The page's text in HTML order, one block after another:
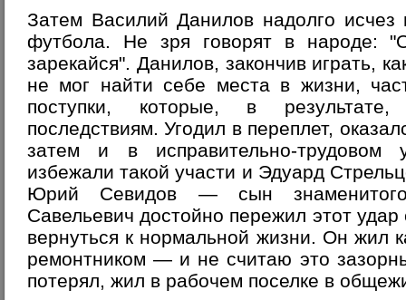
Затем Василий Данилов надолго исчез
футбола. Не зря говорят в народе:
зарекайся". Данилов, закончив играть,
не мог найти себе места в жизни,
поступки, которые, в
последствиям. Угодил в переплет,
затем и в исправительно-
избежали такой участи и Эдуард
Юрий Севидов — сын
Савельевич достойно пережил этот
вернуться к нормальной жизни. Он жил
ремонтником — и не считаю это
потерял, жил в рабочем поселке в